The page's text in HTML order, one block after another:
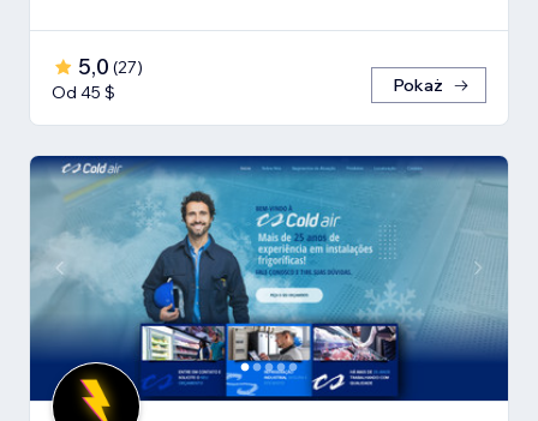
5,0 (27)
Od 45 $
Pokaż